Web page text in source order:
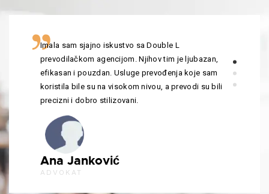
Imala sam sjajno iskustvo sa Double L
prevodilačkom agencijom. Njihov tim je ljubazan,
efikasan i pouzdan. Usluge prevođenja koje sam
koristila bile su na visokom nivou, a prevodi su bili
precizni i dobro stilizovani.
Ana Janković
ADVOKAT